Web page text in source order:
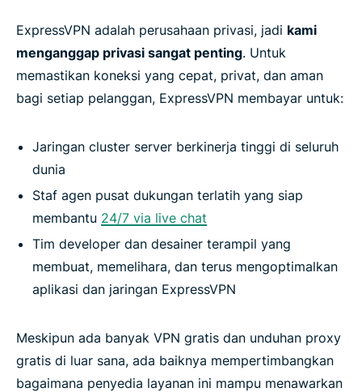
VPN berbayar: Lebih banyak keuntungan
VPN Gratis vs. VPN berbayar: Perbandingan
ExpressVPN adalah perusahaan privasi, jadi kami
menganggap privasi sangat penting. Untuk
memastikan koneksi yang cepat, privat, dan aman
bagi setiap pelanggan, ExpressVPN membayar untuk:
Jaringan cluster server berkinerja tinggi di seluruh
dunia
Staf agen pusat dukungan terlatih yang siap
membantu 24/7 via live chat
Tim developer dan desainer terampil yang
membuat, memelihara, dan terus mengoptimalkan
aplikasi dan jaringan ExpressVPN
Meskipun ada banyak VPN gratis dan unduhan proxy
gratis di luar sana, ada baiknya mempertimbangkan
bagaimana penyedia layanan ini mampu menawarkan